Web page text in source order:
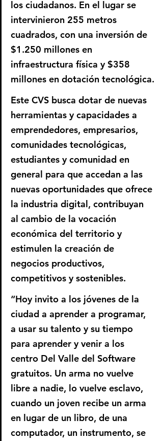
los ciudadanos. En el lugar se
intervinieron 255 metros
cuadrados, con una inversión de
$1.250 millones en
infraestructura física y $358
millones en dotación tecnológica.
Este CVS busca dotar de nuevas
herramientas y capacidades a
emprendedores, empresarios,
comunidades tecnológicas,
estudiantes y comunidad en
general para que accedan a las
nuevas oportunidades que ofrece
la industria digital, contribuyan
al cambio de la vocación
económica del territorio y
estimulen la creación de
negocios productivos,
competitivos y sostenibles.
“Hoy invito a los jóvenes de la
ciudad a aprender a programar,
a usar su talento y su tiempo
para aprender y venir a los
centro Del Valle del Software
gratuitos. Un arma no vuelve
libre a nadie, lo vuelve esclavo,
cuando un joven recibe un arma
en lugar de un libro, de una
computador, un instrumento, se